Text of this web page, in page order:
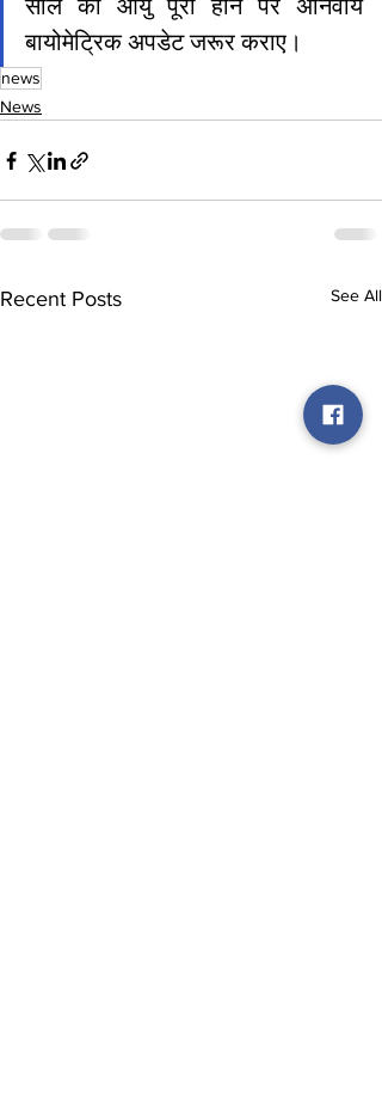
साल की आयु पूरी होने पर अनिवार्य
बायोमेट्रिक अपडेट जरूर कराए।
news
News
Recent Posts See All